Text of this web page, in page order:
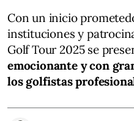
Con un inicio
instituciones y
Golf Tour 2025 se
emocionante y con
los golfistas